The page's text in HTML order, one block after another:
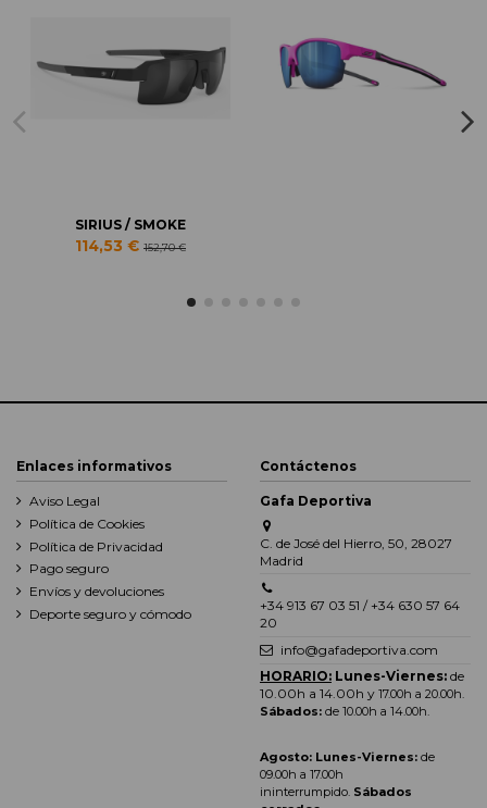
SIRIUS / SMOKE
114,53 € 152,70 €
Enlaces informativos
Aviso Legal
Política de Cookies
Política de Privacidad
Pago seguro
Envíos y devoluciones
Deporte seguro y cómodo
Contáctenos
Gafa Deportiva
C. de José del Hierro, 50, 28027
Madrid
+34 913 67 03 51 / +34 630 57 64
20
info@gafadeportiva.com
HORARIO: Lunes-Viernes: de
10.00h a 14.00h y 17.00h a 20.00h.
Sábados: de 10.00h a 14.00h.
Agosto: Lunes-Viernes: de
09.00h a 17.00h
ininterrumpido. Sábados